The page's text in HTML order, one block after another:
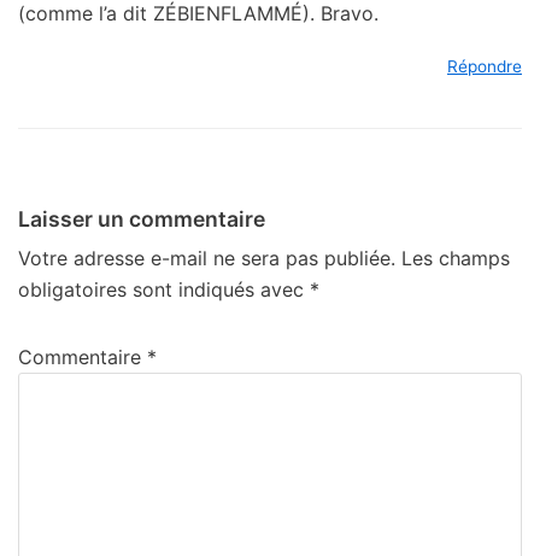
(comme l’a dit ZÉBIENFLAMMÉ). Bravo.
Répondre
Laisser un commentaire
Votre adresse e-mail ne sera pas publiée. Les champs
obligatoires sont indiqués avec *
Commentaire *